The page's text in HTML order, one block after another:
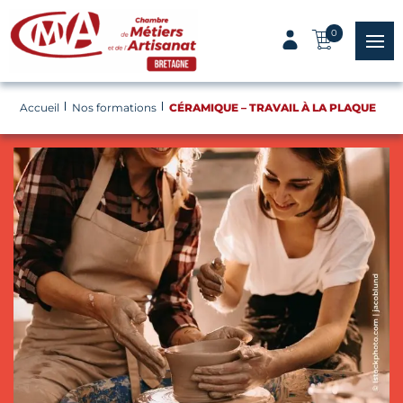
Panneau de gestion des cookies
0
menu
Accueil Nos formations CÉRAMIQUE – TRAVAIL À LA PLAQUE